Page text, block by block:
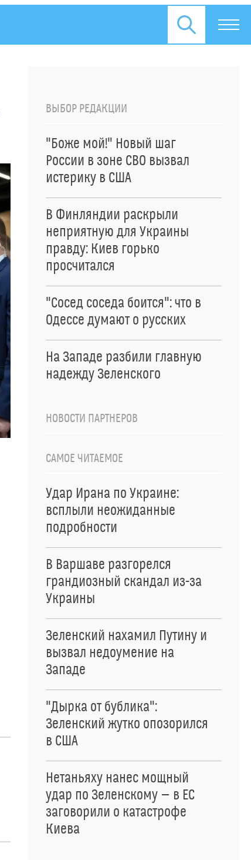
ВЫБОР РЕДАКЦИИ
"Боже мой!" Новый шаг
России в зоне СВО вызвал
истерику в США
В Финляндии раскрыли
неприятную для Украины
правду: Киев горько
просчитался
"Сосед соседа боится": что в
Одессе думают о русских
На Западе разбили главную
надежду Зеленского
НОВОСТИ ПАРТНЕРОВ
САМОЕ ЧИТАЕМОЕ
Удар Ирана по Украине:
всплыли неожиданные
подробности
В Варшаве разгорелся
грандиозный скандал из-за
Украины
Зеленский нахамил Путину и
вызвал недоумение на
Западе
"Дырка от бублика":
Зеленский жутко опозорился
в США
Нетаньяху нанес мощный
удар по Зеленскому — в ЕС
заговорили о катастрофе
Киева